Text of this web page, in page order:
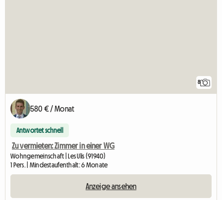
8
580 € / Monat
Antwortet schnell
Zu vermieten: Zimmer in einer WG
Wohngemeinschaft | Les Ulis (91940)
1 Pers. | Mindestaufenthalt: 6 Monate
Anzeige ansehen